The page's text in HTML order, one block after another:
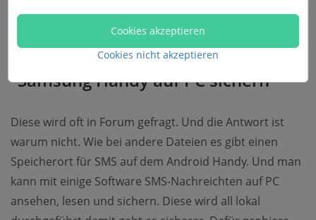
Kann man SMS vom Handy auf PC
Samsung Handy auf PC sichern
Diese wird oft in Forum gefragt. Und die Antwort ist
warum nicht. Wie bei andere Dateien es gibt einen
Speicherort für SMS auf dem Android Handy. Und man
kann mit einige Software SMS-Nachreichten auf PC
ansehen, lesen und sichern. Diese wird all lokal
Cookies akzeptieren
Cookies nicht akzeptieren